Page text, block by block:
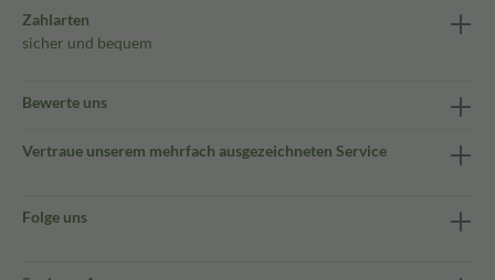
Zahlarten
sicher und bequem
Bewerte uns
Vertraue unserem mehrfach ausgezeichneten Service
Folge uns